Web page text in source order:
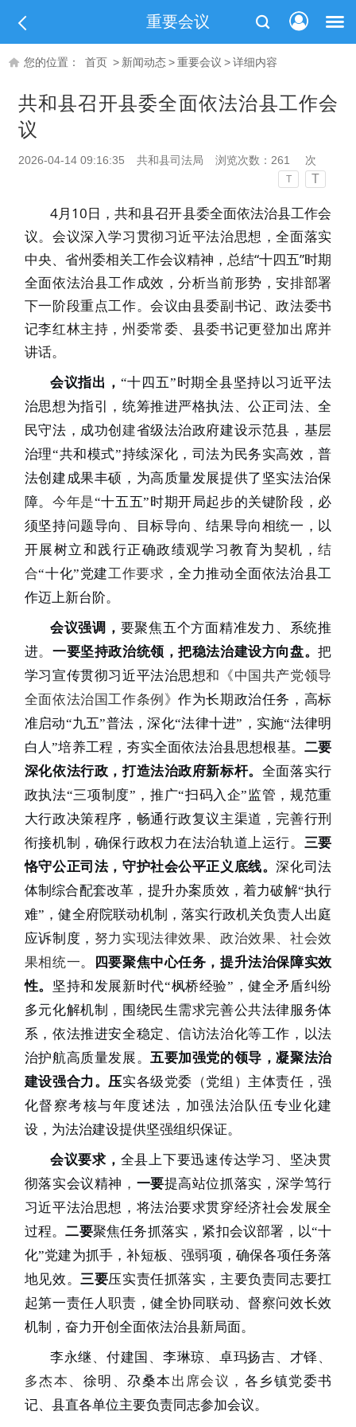
重要会议
您的位置： 首页 > 新闻动态>重要会议 >详细内容
共和县召开县委全面依法治县工作会
议
2026-04-14 09:16:35 共和县司法局 浏览次数： 261 次
T T
4月10日，共和县召开县委全面依法治县工作会
议。会议深入学习贯彻习近平法治思想，全面落实
中央、省州委相关工作会议精神，总结“十四五”时期
全面依法治县工作成效，分析当前形势，安排部署
下一阶段重点工作。会议由县委副书记、政法委书
记李红林主持，州委常委、县委书记更登加出席并
讲话。
会议指出， “十四五”时期全县坚持以习近平法
治思想为指引，统筹推进严格执法、公正司法、全
民守法，成功创 建省级法治政府建设示范县，基层
治理“共和模式”持续深化，司法为民务实高效，普
法创建成果丰硕，为高质量发展提供了坚实法治保
障。今年是“十五五”时期开局起步的关键阶段，必
须坚持问题导向、目标导向、结果导向相统一，以
开展树立和践行正确政绩观学习教育为契机，结
合“十化”党建工作要求 ，全力推动全面依法治县工
作迈上新台阶。
会议强调， 要聚焦五个方面精准发力、系统推
进。一要坚持政治统领，把稳法治建设方向盘。把
学习宣传贯彻习近平法治思想和《中国共产党领导
全面依法治国工作条例》作为长期政治任务，高标
准启动“九五”普法，深化“法律十进” ，实施“法律明
白人”培养工程，夯实全面依法治县思想根基。 二要
深化依法行政，打造法治政府新标杆。 全面落实行
政执法“三项制度” ，推广“扫码入企” 监管，规范重
大行政决策程序，畅通行政复议主渠道，完善行刑
衔接机制，确保行政权力在法治轨道上运行。 三要
恪守公正司法，守护社会公平正义底线。深化司法
体制综合配套改革，提升办案质效，着力破解“执行
难” ，健全府院联动机制，落实行政机关负责人出庭
应诉制度， 努力实现法律效果、政治效果、社会效
果相统一。 四要聚焦中心任务，提升法治保障实效
性。 坚持和发展新时代“枫桥经验” ，健全矛盾纠纷
多元化解机制 ， 围绕民生需求完善公共法律服务体
系，依法推进安全稳定、信访法治化等工作，以法
治护航高质量发展。五要加强党的领导，凝聚法治
建设强合力。压实各级党委（党组）主体责任，强
化督察考核与年度述法，加强法治队伍专业化建
设，为法治建设提供坚强组织保证。
会议要求， 全县上下要迅速传达学习、坚决贯
彻落实会议精神 ， 一要提高站位抓落实，深学笃行
习近平法治思想，将法治要求贯穿经济社会发展全
过程。二要聚焦任务抓落实，紧扣会议部署，以“十
化”党建为抓手，补短板、强弱项，确保各项任务落
地见效。三要压实责任抓落实，主要负责同志要扛
起第一责任人职责，健全协同联动、督察问效长效
机制，奋力开创全面依法治县新局面。
李永继、 付建国 、 李琳琼、 卓玛扬吉、 才铎、
多杰本、 徐明 、尕桑本 出席会议， 各乡镇党委书
记、县直各单位主要负责同志参加会议。